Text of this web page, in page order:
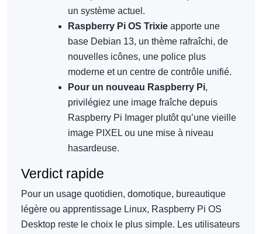
un système actuel.
Raspberry Pi OS Trixie apporte une
base Debian 13, un thème rafraîchi, de
nouvelles icônes, une police plus
moderne et un centre de contrôle unifié.
Pour un nouveau Raspberry Pi,
privilégiez une image fraîche depuis
Raspberry Pi Imager plutôt qu’une vieille
image PIXEL ou une mise à niveau
hasardeuse.
Verdict rapide
Pour un usage quotidien, domotique, bureautique
légère ou apprentissage Linux, Raspberry Pi OS
Desktop reste le choix le plus simple. Les utilisateurs